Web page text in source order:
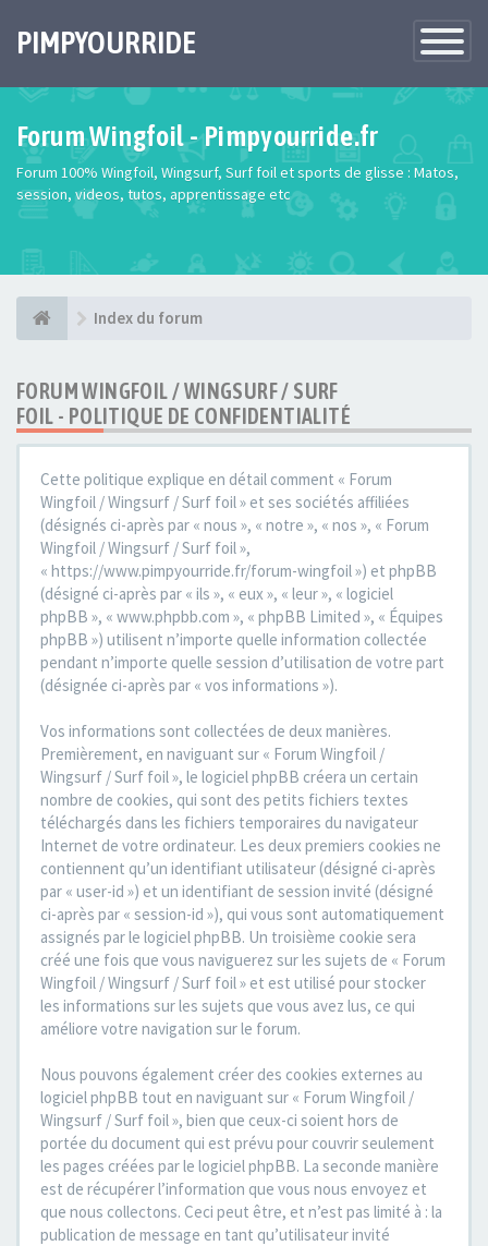
Toggle
PIMPYOURRIDE
Forum Wingfoil - Pimpyourride.fr
Forum 100% Wingfoil, Wingsurf, Surf foil et sports de glisse : Matos,
session, videos, tutos, apprentissage etc
Index du forum
FORUM WINGFOIL / WINGSURF / SURF
FOIL - POLITIQUE DE CONFIDENTIALITÉ
Cette politique explique en détail comment « Forum
Wingfoil / Wingsurf / Surf foil » et ses sociétés affiliées
(désignés ci-après par « nous », « notre », « nos », « Forum
Wingfoil / Wingsurf / Surf foil »,
« https://www.pimpyourride.fr/forum-wingfoil ») et phpBB
(désigné ci-après par « ils », « eux », « leur », « logiciel
phpBB », « www.phpbb.com », « phpBB Limited », « Équipes
phpBB ») utilisent n’importe quelle information collectée
pendant n’importe quelle session d’utilisation de votre part
(désignée ci-après par « vos informations »).
Vos informations sont collectées de deux manières.
Premièrement, en naviguant sur « Forum Wingfoil /
Wingsurf / Surf foil », le logiciel phpBB créera un certain
nombre de cookies, qui sont des petits fichiers textes
téléchargés dans les fichiers temporaires du navigateur
Internet de votre ordinateur. Les deux premiers cookies ne
contiennent qu’un identifiant utilisateur (désigné ci-après
par « user-id ») et un identifiant de session invité (désigné
ci-après par « session-id »), qui vous sont automatiquement
assignés par le logiciel phpBB. Un troisième cookie sera
créé une fois que vous naviguerez sur les sujets de « Forum
Wingfoil / Wingsurf / Surf foil » et est utilisé pour stocker
les informations sur les sujets que vous avez lus, ce qui
améliore votre navigation sur le forum.
Nous pouvons également créer des cookies externes au
logiciel phpBB tout en naviguant sur « Forum Wingfoil /
Wingsurf / Surf foil », bien que ceux-ci soient hors de
portée du document qui est prévu pour couvrir seulement
les pages créées par le logiciel phpBB. La seconde manière
est de récupérer l’information que vous nous envoyez et
que nous collectons. Ceci peut être, et n’est pas limité à : la
publication de message en tant qu’utilisateur invité